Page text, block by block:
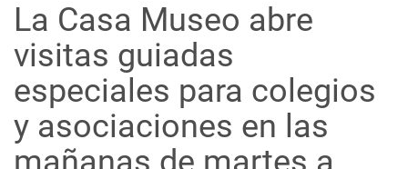
La Casa Museo abre
visitas guiadas
especiales para colegios
y asociaciones en las